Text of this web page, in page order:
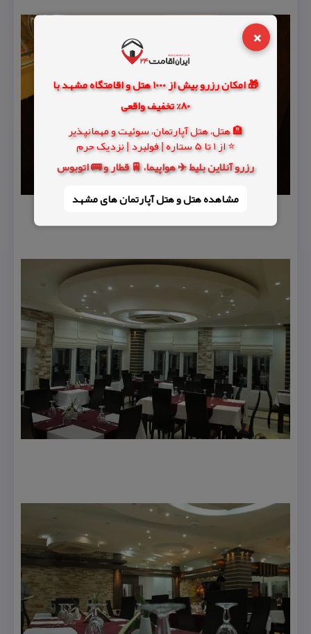
×
🎁 امکان رزرو بیش از 1000 هتل و اقامتگاه مشهد با
80% تخفیف واقعی
🏨 هتل، هتل آپارتمان، سوئیت و مهمانپذیر
⭐ از 1 تا 5 ستاره | فولبرد | نزدیک حرم
رزرو آنلاین بلیط ✈️ هواپیما، 🚆 قطار و 🚌 اتوبوس
مشاهده هتل و هتل‌ آپارتمان های مشهد